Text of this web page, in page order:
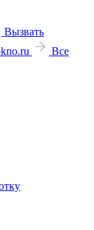
Вызвать
Все